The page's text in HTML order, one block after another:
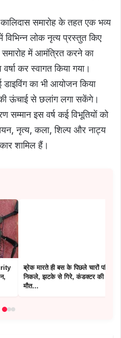
समारोह के तहत एक भव्य
लोक नृत्य प्रस्तुत किए
समारोह में आमंत्रित करने का
कर स्वागत किया गया।
डाइविंग का भी आयोजन किया
ऊंचाई से छलांग लगा सकेंगे।
इस वर्ष कई विभूतियों को
नृत्य, कला, शिल्प और नाट्य
शामिल हैं।
ब्रेक मारते ही बस के पिछले चारों पहिए
निकले, झटके से गिरे, कंडक्टर की
मौत…